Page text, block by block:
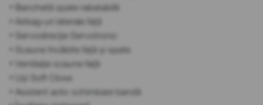
• Banchetă spate rabatabilă
• Airbag-uri laterale față
• Servodirecție Servotronic
• Scaune încălzite față și spate
• Ventilație scaune față
• Uși Soft Close
• Asistent activ schimbare bandă